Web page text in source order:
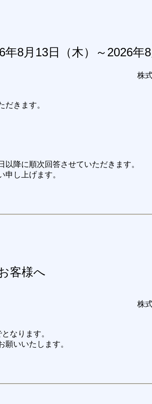
8月13日（木）～2026年8
株
きます。
降に順次回答させていただきます。
し上げます。
客様へ
株
なります。
いいたします。